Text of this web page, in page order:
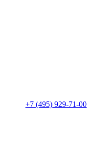
+7 (495) 929-71-00